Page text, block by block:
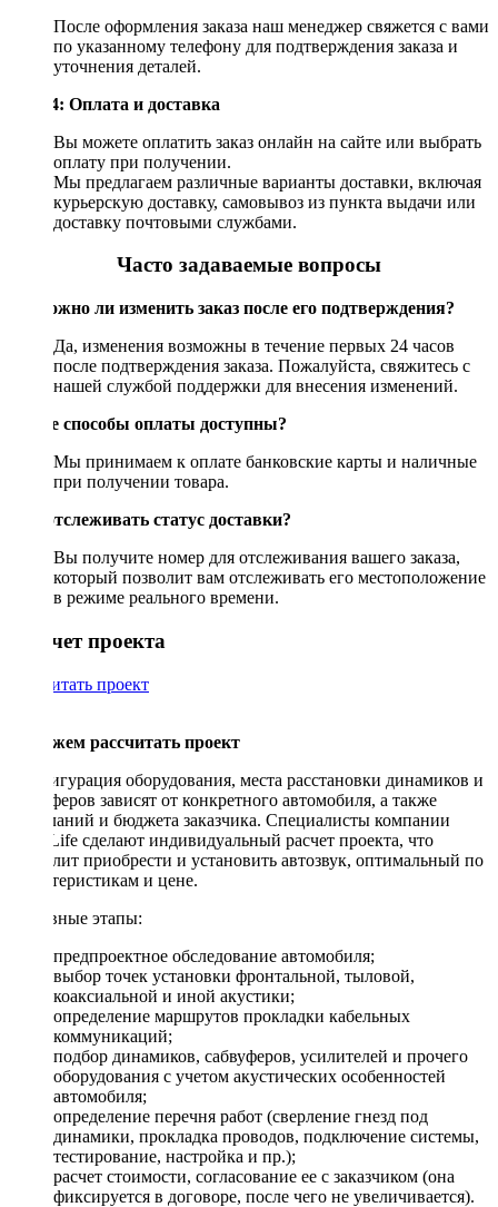
После оформления заказа наш менеджер свяжется с вами
по указанному телефону для подтверждения заказа и
уточнения деталей.
Шаг 4: Оплата и доставка
Вы можете оплатить заказ онлайн на сайте или выбрать
оплату при получении.
Мы предлагаем различные варианты доставки, включая
курьерскую доставку, самовывоз из пункта выдачи или
доставку почтовыми службами.
Часто задаваемые вопросы
Возможно ли изменить заказ после его подтверждения?
Да, изменения возможны в течение первых 24 часов
после подтверждения заказа. Пожалуйста, свяжитесь с
нашей службой поддержки для внесения изменений.
Какие способы оплаты доступны?
Мы принимаем к оплате банковские карты и наличные
при получении товара.
Как отслеживать статус доставки?
Вы получите номер для отслеживания вашего заказа,
который позволит вам отслеживать его местоположение
в режиме реального времени.
Рассчет проекта
Рассчитать проект
Поможем рассчитать проект
Конфигурация оборудования, места расстановки динамиков и
сабвуферов зависят от конкретного автомобиля, а также
пожеланий и бюджета заказчика. Специалисты компании
DriveLife сделают индивидуальный расчет проекта, что
позволит приобрести и установить автозвук, оптимальный по
характеристикам и цене.
Основные этапы:
предпроектное обследование автомобиля;
выбор точек установки фронтальной, тыловой,
коаксиальной и иной акустики;
определение маршрутов прокладки кабельных
коммуникаций;
подбор динамиков, сабвуферов, усилителей и прочего
оборудования с учетом акустических особенностей
автомобиля;
определение перечня работ (сверление гнезд под
динамики, прокладка проводов, подключение системы,
тестирование, настройка и пр.);
расчет стоимости, согласование ее с заказчиком (она
фиксируется в договоре, после чего не увеличивается).